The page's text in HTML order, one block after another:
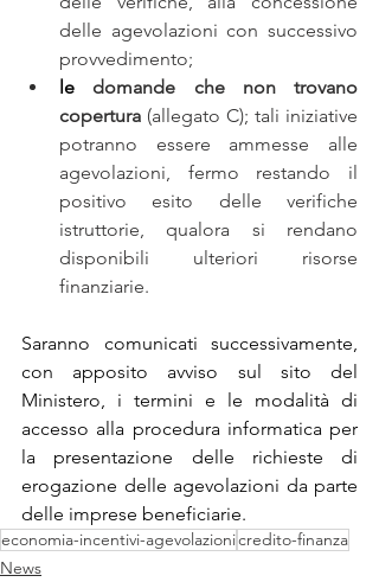
delle agevolazioni con successivo
provvedimento;
le domande che non trovano
copertura (allegato C); tali iniziative
potranno essere ammesse alle
agevolazioni, fermo restando il
positivo esito delle verifiche
istruttorie, qualora si rendano
disponibili ulteriori risorse
finanziarie.
Saranno comunicati successivamente,
con apposito avviso sul sito del
Ministero, i termini e le modalità di
accesso alla procedura informatica per
la presentazione delle richieste di
erogazione delle agevolazioni da parte
delle imprese beneficiarie.
economia-incentivi-agevolazionicredito-finanza
News